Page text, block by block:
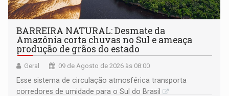
BARREIRA NATURAL: Desmate da
Amazônia corta chuvas no Sul e ameaça
produção de grãos do estado
Geral 09 de Agosto de 2026 às 08:00
Esse sistema de circulação atmosférica transporta
corredores de umidade para o Sul do Brasil